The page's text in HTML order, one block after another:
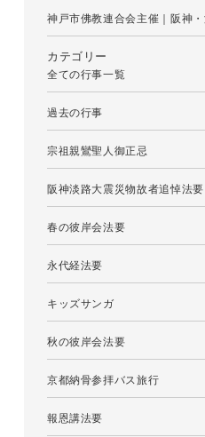
神戸市佛教連合会主催｜阪神
カテゴリー
全ての行事一覧
過去の行事
宗祖親鸞聖人御正忌
阪神淡路大震災物故者追悼法要
春の彼岸会法要
永代経法要
キッズサンガ
秋の彼岸会法要
京都納骨参拝バス旅行
報恩講法要